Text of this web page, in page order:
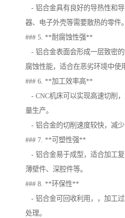
- 铝合金具有良好的导热性和
器、电子外壳等需要散热的零件。
### 5. **耐腐蚀性强**
- 铝合金表面会形成一层致密
腐蚀性能，适合在恶劣环境中使
### 6. **加工效率高**
- CNC机床可以实现高速切削
量生产。
- 铝合金的切削速度较快，减少
### 7. **可塑性强**
- 铝合金易于成型，适合加工
薄壁件、深腔件等。
### 8. **环保性**
- 铝合金可回收利用，，加工
处理。